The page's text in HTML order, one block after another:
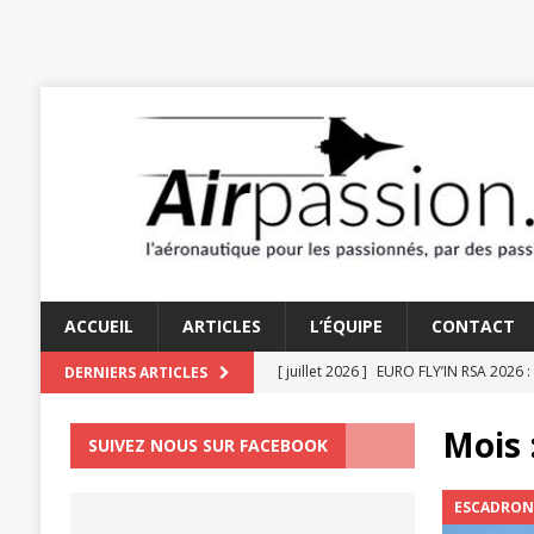
ACCUEIL ARTICLES L’ÉQUIPE CONTACT
DERNIERS ARTICLES [ juillet 2026 ] EURO FLY’IN RSA 2026
[ juin 2026 ]
LES AMOUREUX DU
LE TEMPS DES HÉLICES :
Mois
ESCADRON
SUIVEZ NOUS SUR FACEBOOK